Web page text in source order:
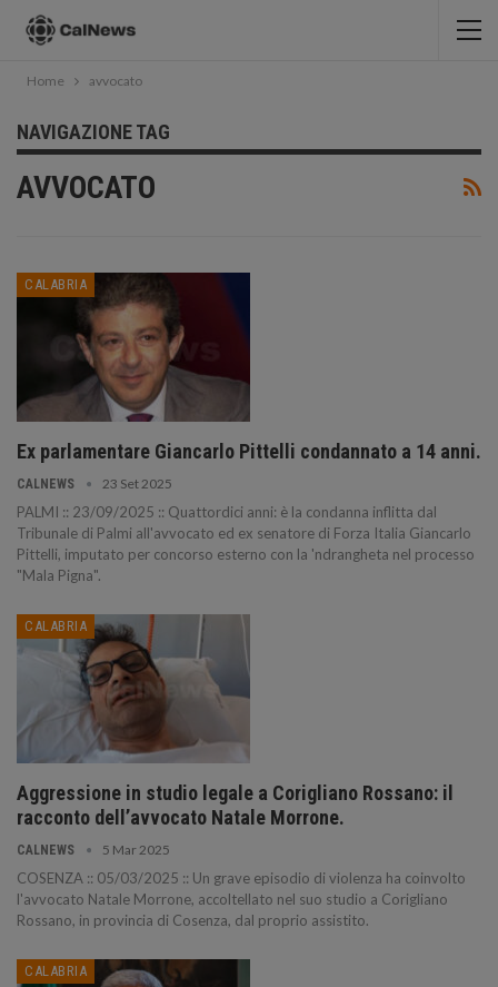
Home avvocato
NAVIGAZIONE TAG
AVVOCATO
CALABRIA
Ex parlamentare Giancarlo Pittelli condannato a 14 anni.
CALNEWS 23 Set 2025
PALMI :: 23/09/2025 :: Quattordici anni: è la condanna inflitta dal
Tribunale di Palmi all'avvocato ed ex senatore di Forza Italia Giancarlo
Pittelli, imputato per concorso esterno con la 'ndrangheta nel processo
"Mala Pigna".
CALABRIA
Aggressione in studio legale a Corigliano Rossano: il
racconto dell’avvocato Natale Morrone.
CALNEWS 5 Mar 2025
COSENZA :: 05/03/2025 :: Un grave episodio di violenza ha coinvolto
l'avvocato Natale Morrone, accoltellato nel suo studio a Corigliano
Rossano, in provincia di Cosenza, dal proprio assistito.
CALABRIA